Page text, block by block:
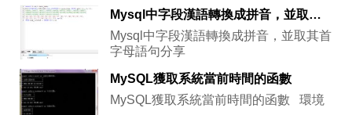
Mysql中字段漢語轉換成拼音，並取其首字母語句分享
Mysql中字段漢語轉換成拼音，並取其首
字母語句分享
MySQL獲取系統當前時間的函數
MySQL獲取系統當前時間的函數 環境